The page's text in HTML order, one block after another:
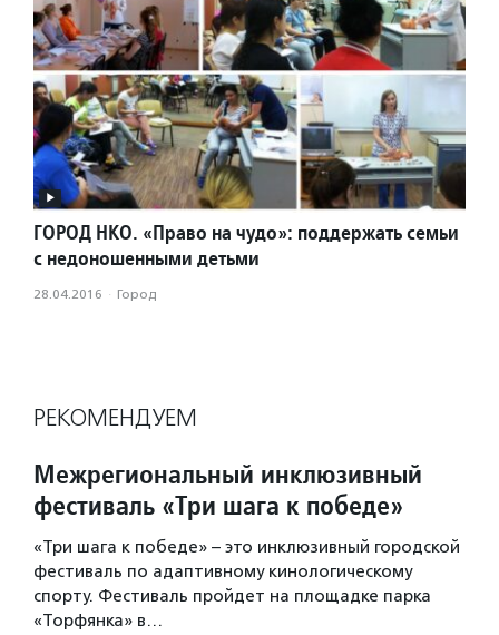
ГОРОД НКО. «Право на чудо»: поддержать семьи
с недоношенными детьми
28.04.2016 · Город
РЕКОМЕНДУЕМ
Межрегиональный инклюзивный
фестиваль «Три шага к победе»
«Три шага к победе» – это инклюзивный городской
фестиваль по адаптивному кинологическому
спорту. Фестиваль пройдет на площадке парка
«Торфянка» в…